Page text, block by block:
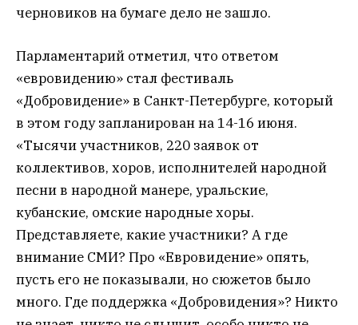
черновиков на бумаге дело не зашло.
Парламентарий отметил, что ответом
«евровидению» стал фестиваль
«Добровидение» в Санкт-Петербурге, который
в этом году запланирован на 14-16 июня.
«Тысячи участников, 220 заявок от
коллективов, хоров, исполнителей народной
песни в народной манере, уральские,
кубанские, омские народные хоры.
Представляете, какие участники? А где
внимание СМИ? Про «Евровидение» опять,
пусть его не показывали, но сюжетов было
много. Где поддержка «Добровидения»? Никто